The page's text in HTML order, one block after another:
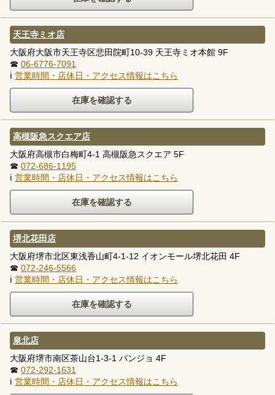
天王寺ミオ店
大阪府大阪市天王寺区悲田院町10-39 天王寺ミオ本館 9F
☎ 06-6776-7091
ℹ 営業時間・店休日・アクセス情報はこちら
高槻阪急スクエア店
大阪府高槻市白梅町4-1 高槻阪急スクエア 5F
☎ 072-686-1195
ℹ 営業時間・店休日・アクセス情報はこちら
堺北花田店
大阪府堺市北区東浅香山町4-1-12 イオンモール堺北花田 4F
☎ 072-246-5566
ℹ 営業時間・店休日・アクセス情報はこちら
泉北店
大阪府堺市南区茶山台1-3-1 パンジョ 4F
☎ 072-292-1631
ℹ 営業時間・店休日・アクセス情報はこちら